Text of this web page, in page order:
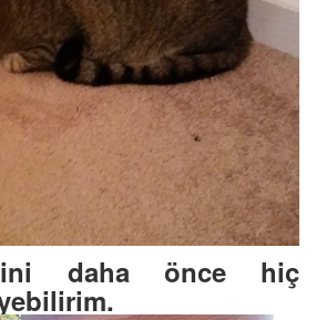
daha önce hiç